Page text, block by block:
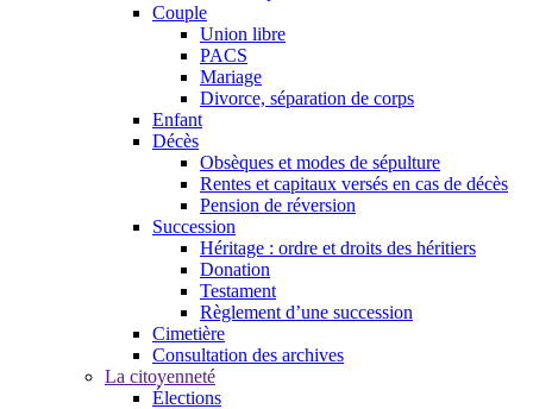
Couple
Union libre
PACS
Mariage
Divorce, séparation de corps
Enfant
Décès
Obsèques et modes de sépulture
Rentes et capitaux versés en cas de décès
Pension de réversion
Succession
Héritage : ordre et droits des héritiers
Donation
Testament
Règlement d’une succession
Cimetière
Consultation des archives
La citoyenneté
Élections